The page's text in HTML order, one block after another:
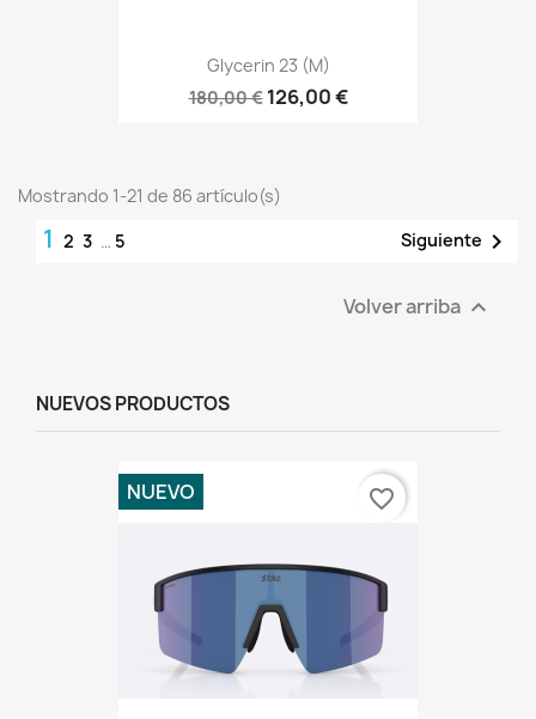
Glycerin 23 (M)
180,00 € 126,00 €
Mostrando 1-21 de 86 artículo(s)
1 2 3 … 5 Siguiente 
Volver arriba 
NUEVOS PRODUCTOS
NUEVO favorite_border